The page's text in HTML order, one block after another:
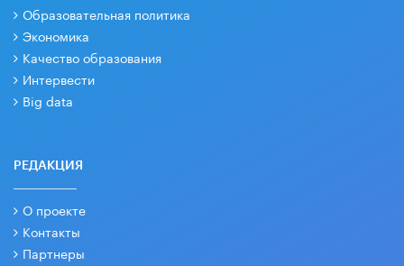
Образовательная политика
Экономика
Качество образования
Интервести
Big data
РЕДАКЦИЯ
О проекте
Контакты
Партнеры